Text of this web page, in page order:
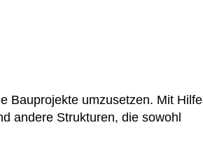
Bauprojekte umzusetzen. Mit Hilfe
andere Strukturen, die sowohl